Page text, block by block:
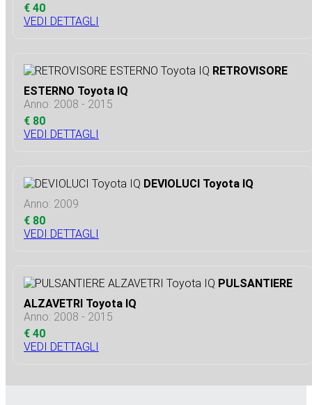
€ 40
VEDI DETTAGLI
RETROVISORE
ESTERNO Toyota IQ
Anno: 2008 - 2015
€ 80
VEDI DETTAGLI
DEVIOLUCI Toyota IQ
Anno: 2009
€ 80
VEDI DETTAGLI
PULSANTIERE
ALZAVETRI Toyota IQ
Anno: 2008 - 2015
€ 40
VEDI DETTAGLI